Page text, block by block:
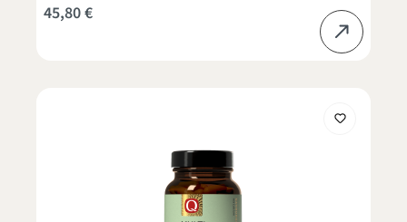
45,80 €